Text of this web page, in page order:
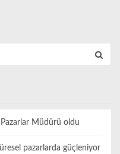
Pazarlar Müdürü oldu
pazarlarda güçleniyor